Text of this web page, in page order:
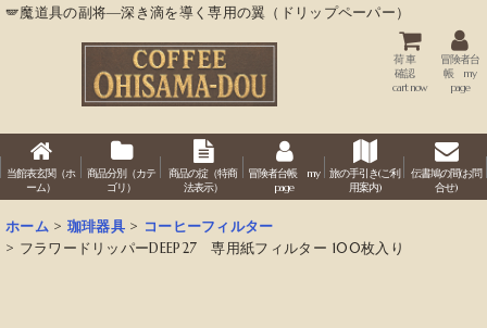
🪽魔道具の副将―深き滴を導く専用の翼（ドリップペーパー）
荷 車
確認
cart now
冒険者台
帳 my
page
当館表玄関（ホ
ーム）
商品分別（カテ
ゴリ）
商品の掟（特商
法表示）
冒険者台帳 my
page
旅の手引き(ご利
用案内)
伝書鳩の間(お問
合せ)
ホーム > 珈琲器具 > コーヒーフィルター
> フラワードリッパーDEEP27 専用紙フィルター 100枚入り